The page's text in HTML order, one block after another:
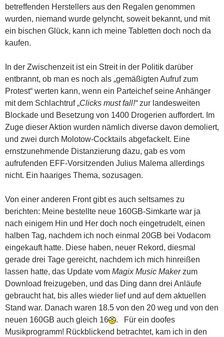
betreffenden Herstellers aus den Regalen genommen
wurden, niemand wurde gelyncht, soweit bekannt, und mit
ein bischen Glück, kann ich meine Tabletten doch noch da
kaufen.
In der Zwischenzeit ist ein Streit in der Politik darüber
entbrannt, ob man es noch als „gemäßigten Aufruf zum
Protest“ werten kann, wenn ein Parteichef seine Anhänger
mit dem Schlachtruf „Clicks must fall!“zur landesweiten
Blockade und Besetzung von 1400 Drogerien auffordert. Im
Zuge dieser Aktion wurden nämlich diverse davon demoliert,
und zwei durch Molotow-Cocktails abgefackelt. Eine
ernstzunehmende Distanzierung dazu, gab es vom
aufrufenden EFF-Vorsitzenden Julius Malema allerdings
nicht. Ein haariges Thema, sozusagen.
Von einer anderen Front gibt es auch seltsames zu
berichten: Meine bestellte neue 160GB-Simkarte war ja
nach einigem Hin und Her doch noch eingetrudelt, einen
halben Tag, nachdem ich noch einmal 20GB bei Vodacom
eingekauft hatte. Diese haben, neuer Rekord, diesmal
gerade drei Tage gereicht, nachdem ich mich hinreißen
lassen hatte, das Update vom Magix Music Makerzum
Download freizugeben, und das Ding dann drei Anläufe
gebraucht hat, bis alles wieder lief und auf dem aktuellen
Stand war. Danach waren 18.5 von den 20 weg und von den
neuen 160GB auch gleich 16
. Für ein doofes
Musikprogramm! Rückblickend betrachtet, kam ich in den